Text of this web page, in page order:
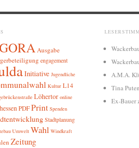
Ausgabe
engagement
Initiative Jugendliche
Kultur L14
Löhertor online
PDFPrint Spenden
Stadtplanung
Umwelt Wahl Windkraft
Zeitung
A.M.A.
Tina
Ex-Bauer